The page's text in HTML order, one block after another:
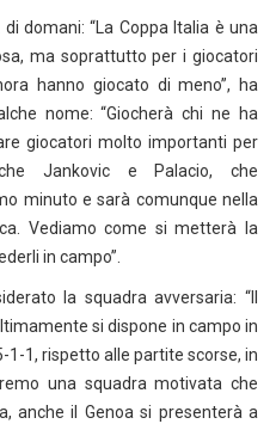
domani: “La Coppa Italia è una
ma soprattutto per i giocatori
hanno giocato di meno”, ha
nome: “Giocherà chi ne ha
giocatori molto importanti per
Jankovic e Palacio, che
minuto e sarà comunque nella
Vediamo come si metterà la
in campo”.
la squadra avversaria: “Il
si dispone in campo in
1, rispetto alle partite scorse, in
una squadra motivata che
anche il Genoa si presenterà a